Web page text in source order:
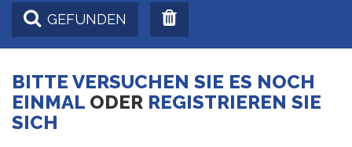
GEFUNDEN
BITTE VERSUCHEN SIE ES NOCH
EINMAL ODER REGISTRIEREN SIE
SICH